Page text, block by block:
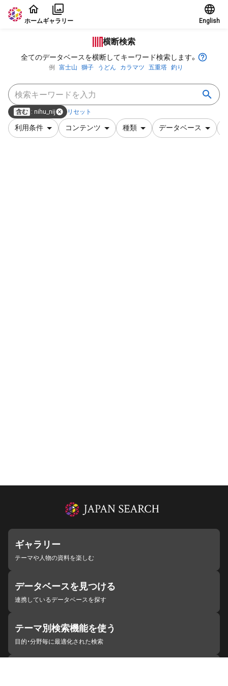
本文に飛ぶ
ホームギャラリー English
横断検索
全てのデータベースを横断してキーワード検索します。
例 富士山 獅子 うどん カラマツ 五重塔 釣り
含む : nihu_nij リセット
利用条件 コンテンツ 種類 データベース
ギャラリー
テーマや人物の資料を楽しむ
データベースを見つける
連携しているデータベースを探す
テーマ別検索機能を使う
目的・分野毎に最適化された検索